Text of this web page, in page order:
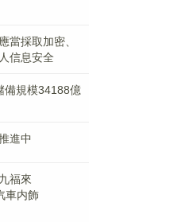
當採取加密、
信息安全
備規模34188億
進中
福來
車内飾